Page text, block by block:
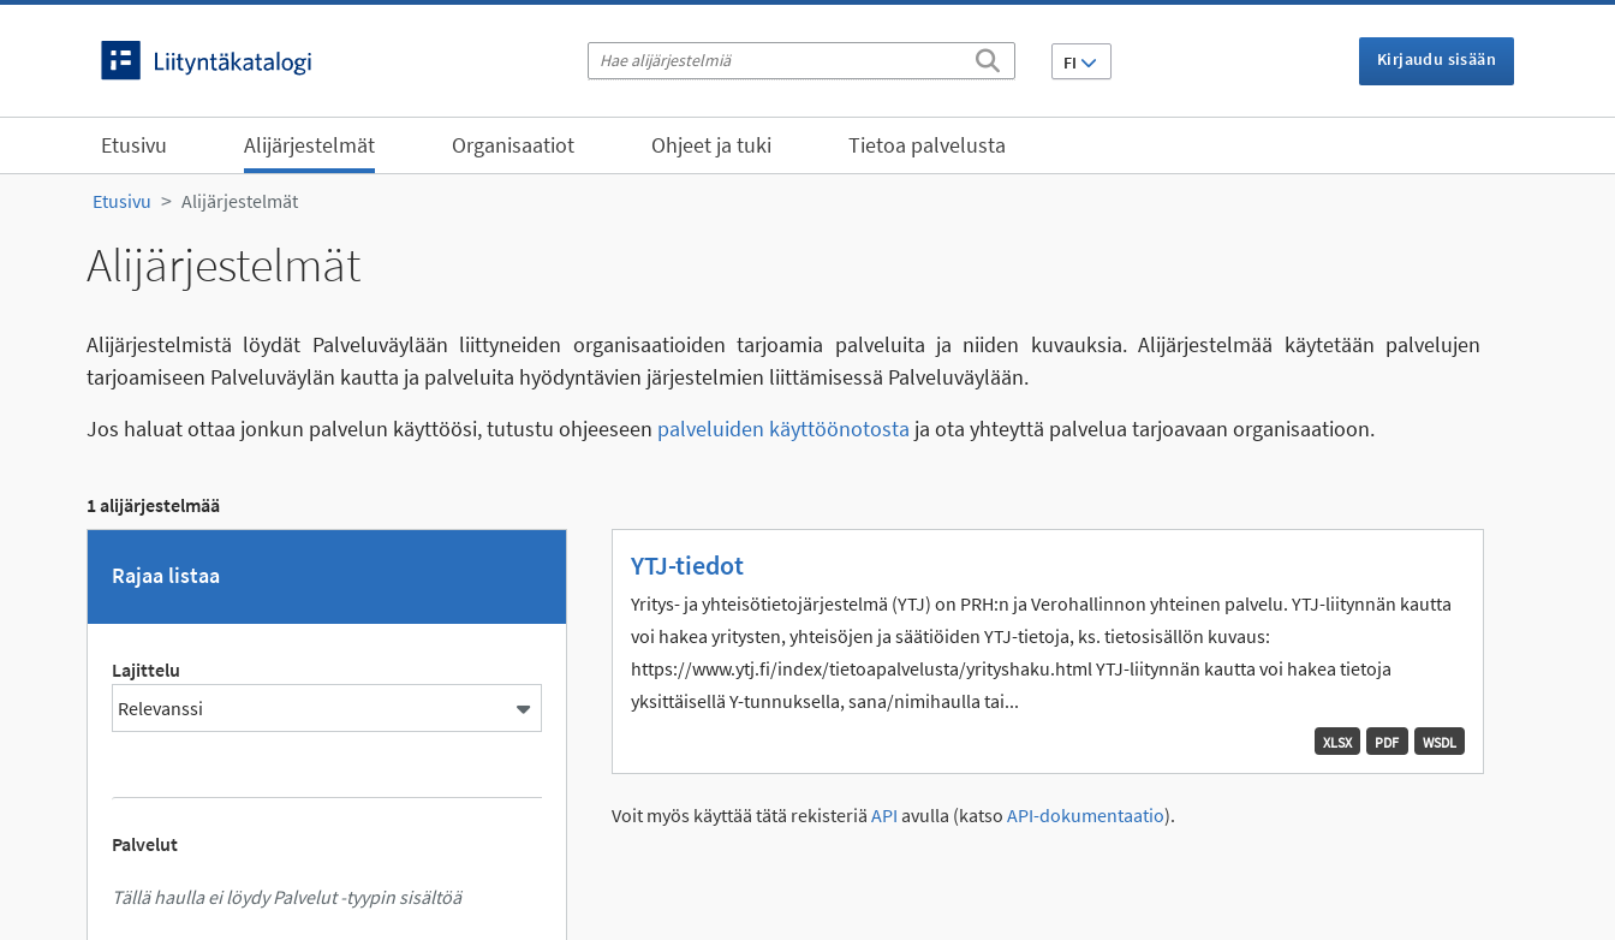
FI Kirjaudu sisään
Etusivu Alijärjestelmät Organisaatiot Ohjeet ja tuki Tietoa palvelusta
Etusivu Alijärjestelmät
Alijärjestelmät
Alijärjestelmistä löydät Palveluväylään liittyneiden organisaatioiden tarjoamia palveluita ja niiden kuvauksia. Alijärjestelmää käytetään palvelujen
tarjoamiseen Palveluväylän kautta ja palveluita hyödyntävien järjestelmien liittämisessä Palveluväylään.
Jos haluat ottaa jonkun palvelun käyttöösi, tutustu ohjeeseen palveluiden käyttöönotosta ja ota yhteyttä palvelua tarjoavaan organisaatioon.
1 alijärjestelmää
Rajaa listaa
Lajittelu
Palvelut
Tällä haulla ei löydy Palvelut -tyypin sisältöä
YTJ-tiedot
Yritys- ja yhteisötietojärjestelmä (YTJ) on PRH:n ja Verohallinnon yhteinen palvelu. YTJ-liitynnän kautta
voi hakea yritysten, yhteisöjen ja säätiöiden YTJ-tietoja, ks. tietosisällön kuvaus:
https://www.ytj.fi/index/tietoapalvelusta/yrityshaku.html YTJ-liitynnän kautta voi hakea tietoja
yksittäisellä Y-tunnuksella, sana/nimihaulla tai...
WSDL
PDF
XLSX
Voit myös käyttää tätä rekisteriä API avulla (katso API-dokumentaatio).